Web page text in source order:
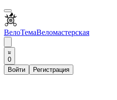
ВелоТемаВеломастерская
0
Войти
Регистрация